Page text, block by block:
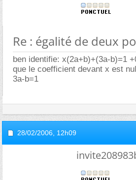
Re : égalité de deux
ben identifie: x(2a+b)+(3a-b)=1
que le coefficient devant x est
3a-b=1
28/02/2006, 12h09